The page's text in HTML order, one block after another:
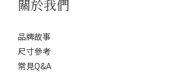
關於我們
品牌故事
尺寸參考
常見Q&A